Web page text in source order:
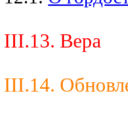
III.13. Вера
III.14.